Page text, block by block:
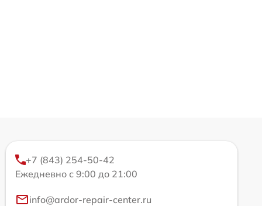
+7 (843) 254-50-42
Ежедневно с 9:00 до 21:00
info@ardor-repair-center.ru